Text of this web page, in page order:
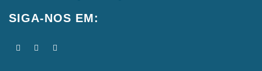
SIGA-NOS EM: